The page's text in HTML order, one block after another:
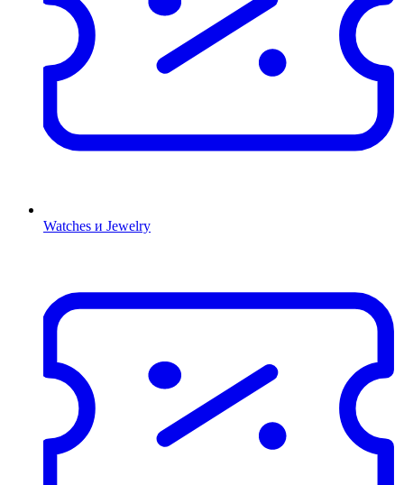
Watches и Jewelry